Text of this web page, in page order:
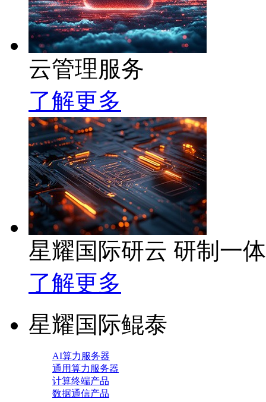
云管理服务
了解更多
星耀国际研云 研制一
了解更多
星耀国际鲲泰
AI算力服务器
通用算力服务器
计算终端产品
数据通信产品